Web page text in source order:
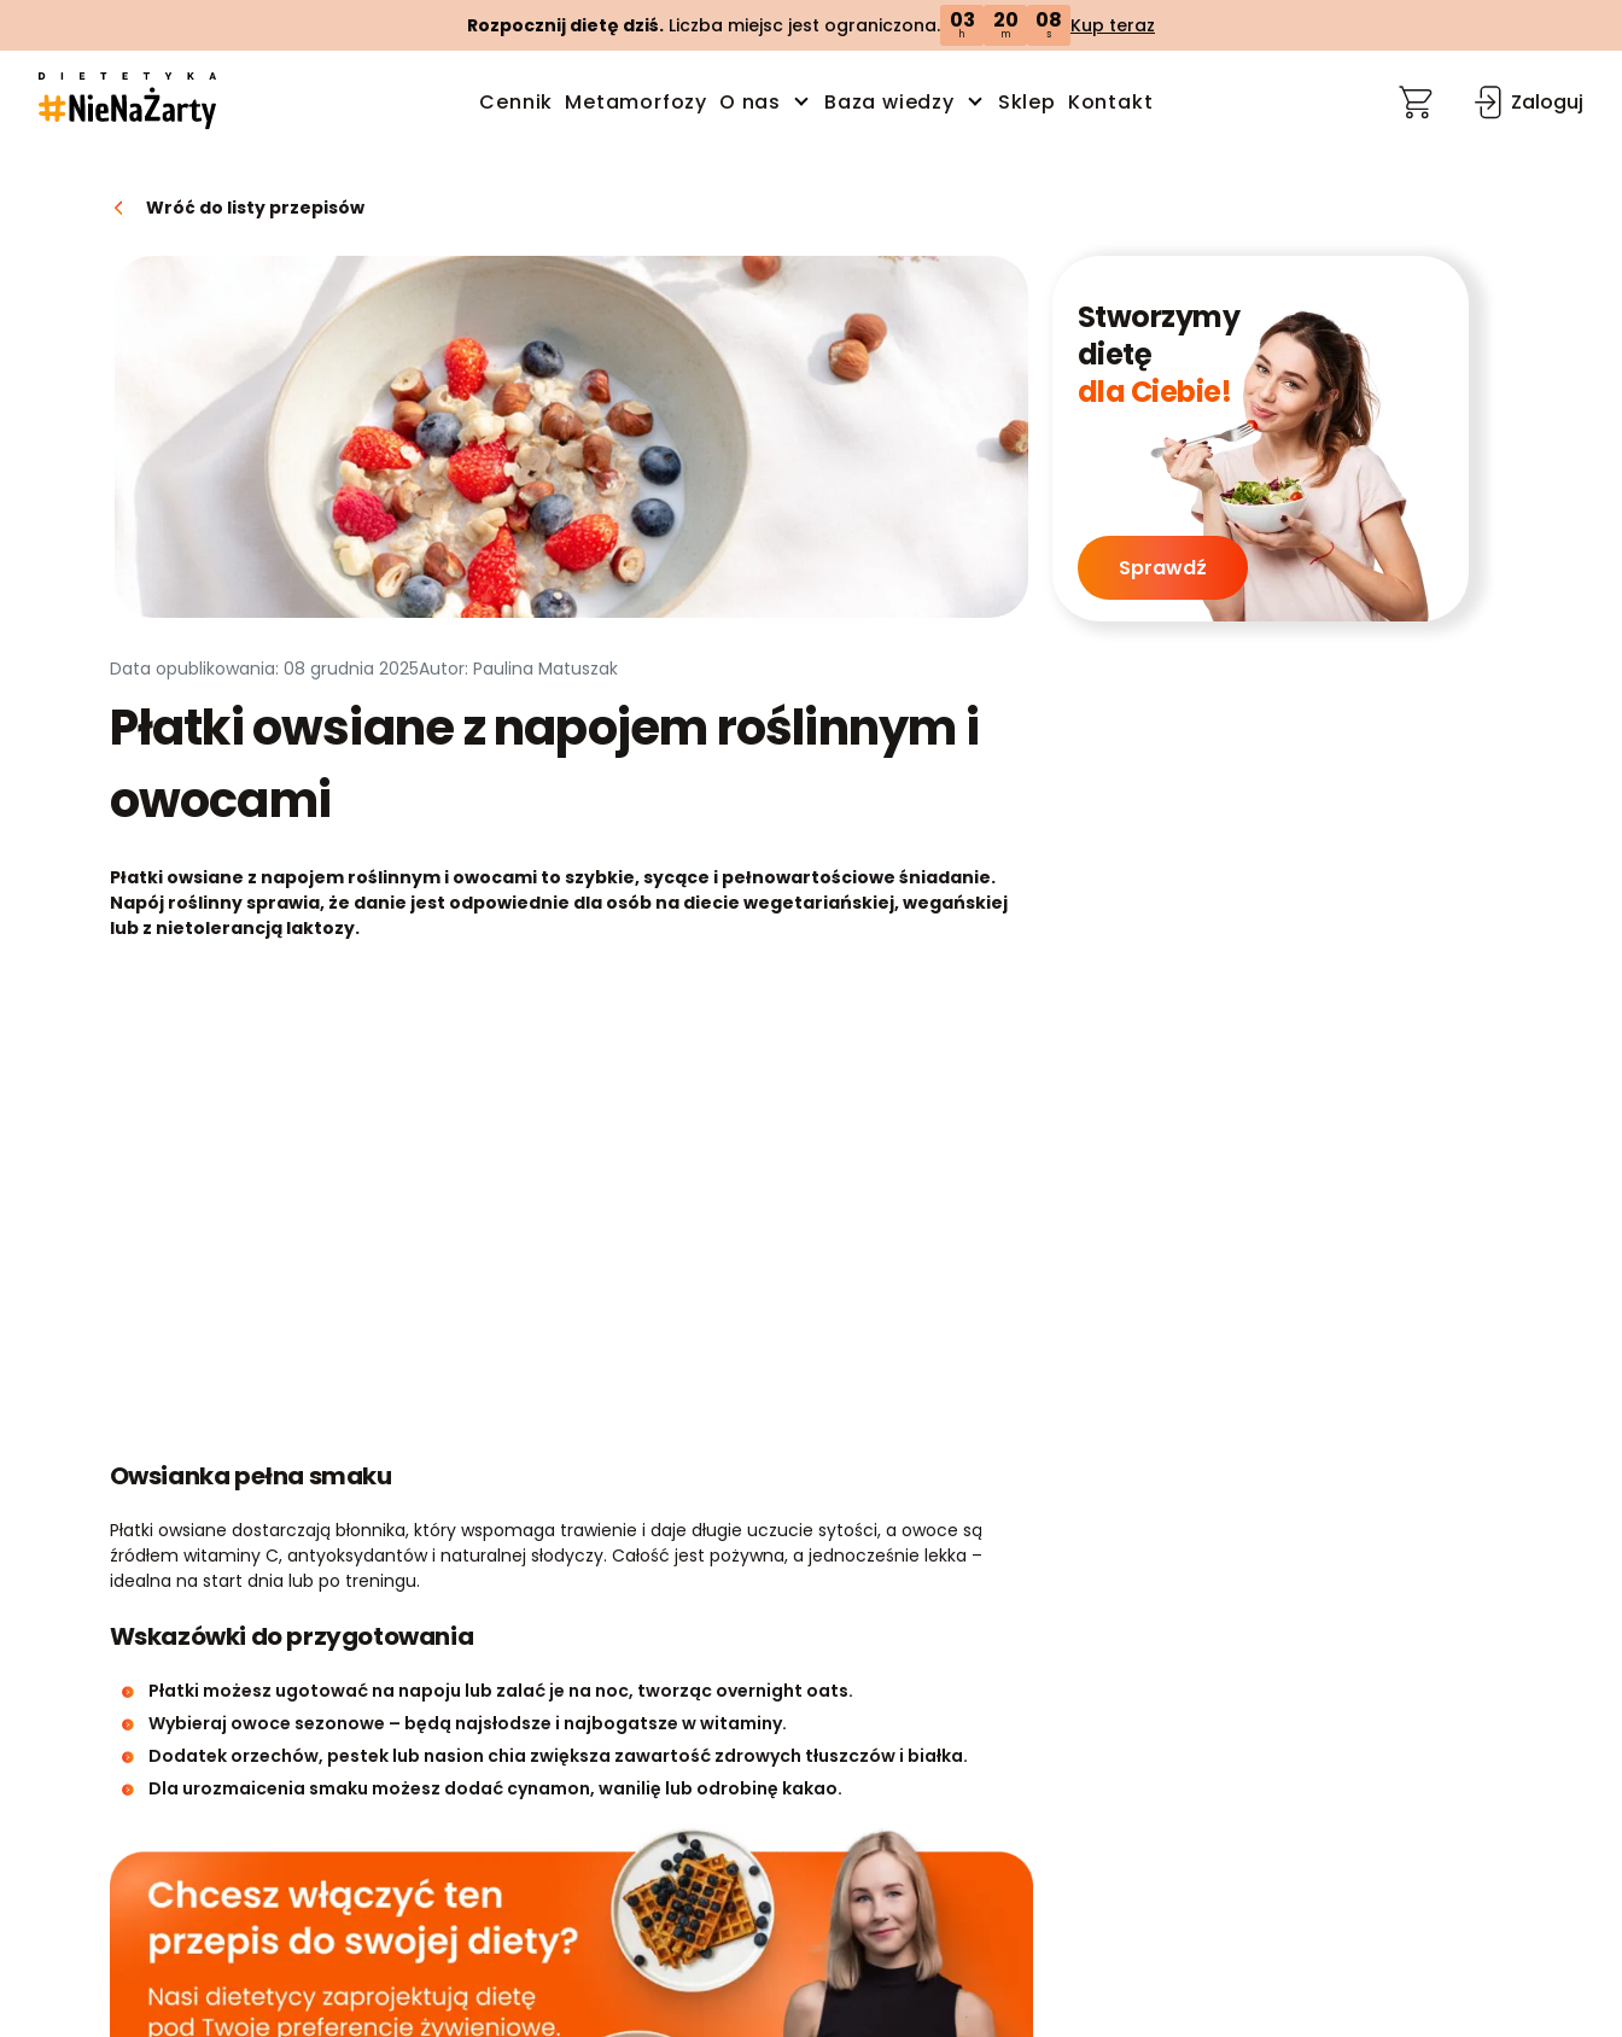
Rozpocznij dietę dziś. Liczba miejsc jest ograniczona. 03
h
20
m
07
s Kup teraz
Cennik Metamorfozy O nas Baza wiedzy Sklep Kontakt Zaloguj
Wróć do listy przepisów
Data opublikowania: 08 grudnia 2025Autor: Paulina Matuszak
Płatki owsiane z napojem roślinnym i
owocami
Płatki owsiane z napojem roślinnym i owocami to szybkie, sycące i pełnowartościowe śniadanie.
Napój roślinny sprawia, że danie jest odpowiednie dla osób na diecie wegetariańskiej, wegańskiej
lub z nietolerancją laktozy.
Owsianka pełna smaku
Płatki owsiane dostarczają błonnika, który wspomaga trawienie i daje długie uczucie sytości, a owoce są
źródłem witaminy C, antyoksydantów i naturalnej słodyczy. Całość jest pożywna, a jednocześnie lekka –
idealna na start dnia lub po treningu.
Wskazówki do przygotowania
Płatki możesz ugotować na napoju lub zalać je na noc, tworząc overnight oats.
Wybieraj owoce sezonowe – będą najsłodsze i najbogatsze w witaminy.
Dodatek orzechów, pestek lub nasion chia zwiększa zawartość zdrowych tłuszczów i białka.
Dla urozmaicenia smaku możesz dodać cynamon, wanilię lub odrobinę kakao.
Stworzymy
dietę
dla Ciebie!
Sprawdź